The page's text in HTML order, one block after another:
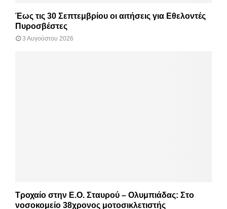
Έως τις 30 Σεπτεμβρίου οι αιτήσεις για Εθελοντές
Πυροσβέστες
3 Αυγούστου 2026
Τροχαίο στην Ε.Ο. Σταυρού – Ολυμπιάδας: Στο
νοσοκομείο 38χρονος μοτοσικλετιστής